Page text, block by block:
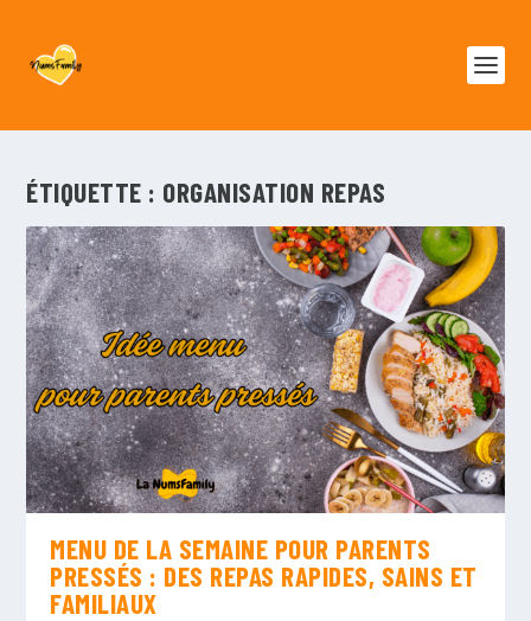
ÉTIQUETTE : ORGANISATION REPAS
MENU DE LA SEMAINE POUR PARENTS
PRESSÉS : DES REPAS RAPIDES, SAINS ET
FAMILIAUX